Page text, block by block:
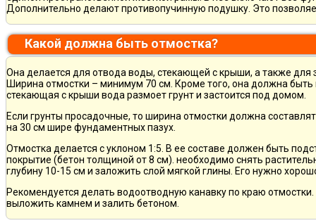
Дополнительно делают противопучинную подушку. Это
Какой должна быть отмостка?
Она делается для отвода воды, стекающей с крыши, а также для
Ширина отмостки – минимум 70 см. Кроме того, она должна быть
стекающая с крыши вода размоет грунт и застоится под домом.
Если грунты просадочные, то ширина отмостки должна
на 30 см шире фундаментных пазух.
Отмостка делается с уклоном 1:5. В ее составе должен быть
покрытие (бетон толщиной от 8 см). необходимо снять
глубину 10-15 см и заложить слой мягкой глины. Его нужно
Рекомендуется делать водоотводную канавку по краю
выложить камнем и залить бетоном.